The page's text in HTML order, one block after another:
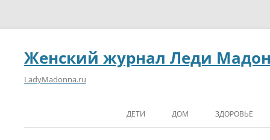
Женский журнал Леди
LadyMadonna.ru
ДЕТИ ДОМ ЗДОРОВЬЕ